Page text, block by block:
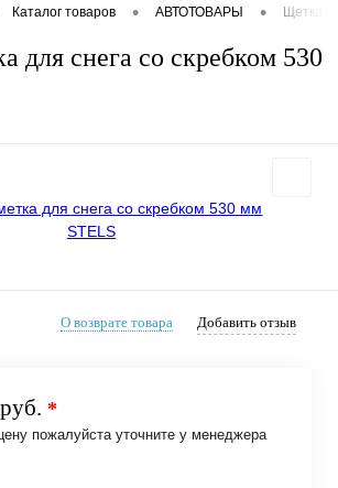
Каталог товаров • АВТОТОВАРЫ • Щетка-
для снега со скребком 530
О возврате товара Добавить отзыв
*
пожалуйста уточните у менеджера